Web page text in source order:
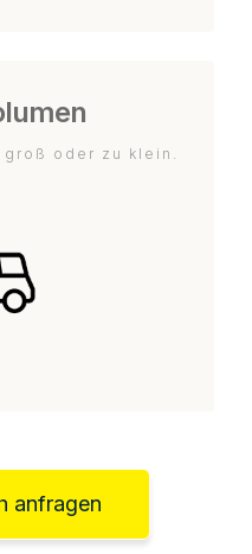
oder zu klein.
anfragen